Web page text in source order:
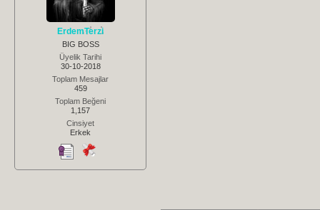
ErdemTerzi
BIG BOSS
Üyelik Tarihi
30-10-2018
Toplam Mesajlar
459
Toplam Beğeni
1,157
Cinsiyet
Erkek